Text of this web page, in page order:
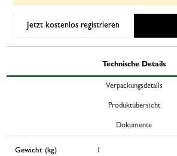
Jetzt kostenlos registrieren
Technische Details
Verpackungsdetails
Produktübersicht
Dokumente
Gewicht (kg) 1